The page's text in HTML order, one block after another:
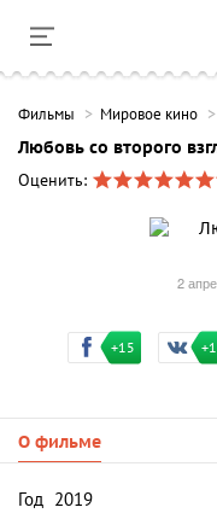
Фильмы Мировое кино
Любовь со второго
Оценить:
2
+15
О фильме
Год 2019